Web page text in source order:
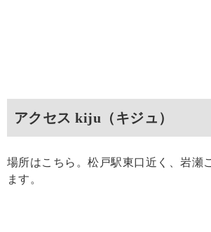
アクセス kiju（キジュ）
場所はこちら。松戸駅東口近く、岩瀬
ます。